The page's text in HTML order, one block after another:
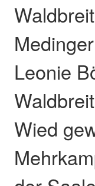
Leonie
Wied